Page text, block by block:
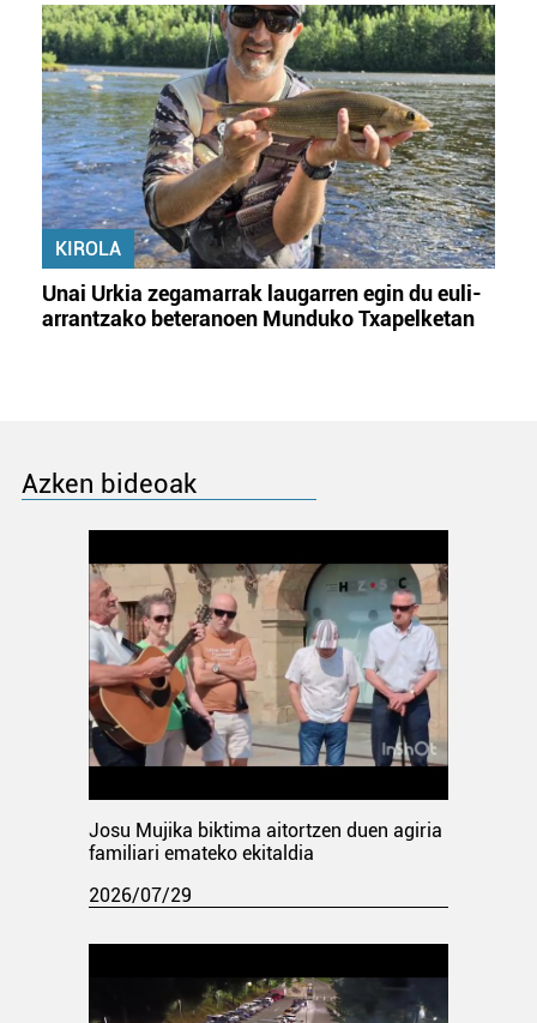
KIROLA
Unai Urkia zegamarrak laugarren egin du euli-
arrantzako beteranoen Munduko Txapelketan
Azken bideoak
Josu Mujika biktima aitortzen duen agiria
familiari emateko ekitaldia
2026/07/29